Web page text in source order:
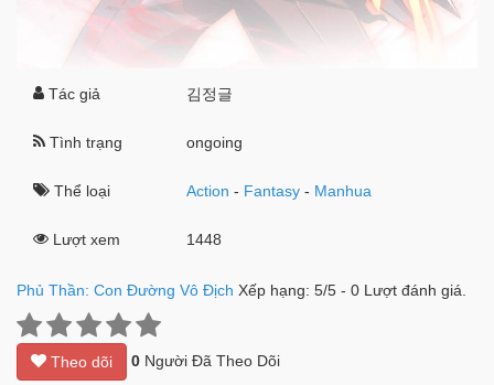
Tác giả 김정글
Tình trạng ongoing
Thể loại Action - Fantasy - Manhua
Lượt xem 1448
Phủ Thần: Con Đường Vô Địch Xếp hạng: 5/5 - 0 Lượt đánh giá.
Theo dõi 0 Người Đã Theo Dõi